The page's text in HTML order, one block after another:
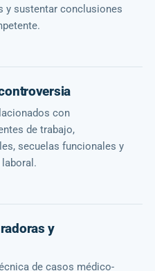
y sustentar conclusiones
con
de trabajo,
secuelas funcionales y
y
de casos médico-